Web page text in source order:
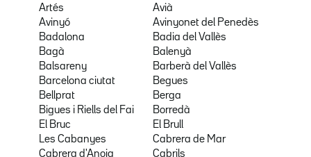
Artés
Avià
Avinyó
Avinyonet del Penedès
Badalona
Badia del Vallès
Bagà
Balenyà
Balsareny
Barberà del Vallès
Barcelona ciutat
Begues
Bellprat
Berga
Bigues i Riells del Fai
Borredà
El Bruc
El Brull
Les Cabanyes
Cabrera de Mar
Cabrera d'Anoia
Cabrils